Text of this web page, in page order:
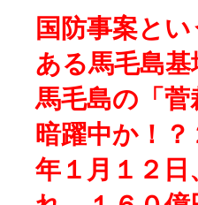
国防事案と
ある馬毛島
馬毛島の「
暗躍中か！
年１月１２